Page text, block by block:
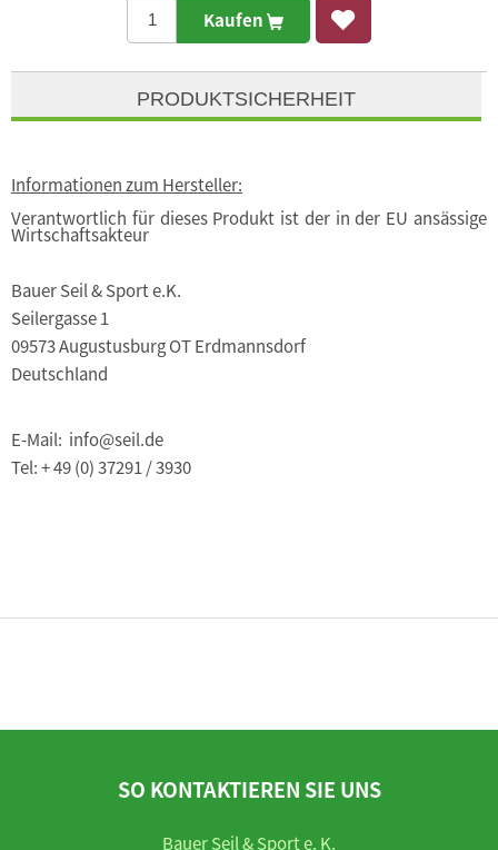
Kaufen
PRODUKTSICHERHEIT
Informationen zum Hersteller:
Verantwortlich für dieses Produkt ist der in der EU ansässige
Wirtschaftsakteur
Bauer Seil & Sport e.K.
Seilergasse 1
09573 Augustusburg OT Erdmannsdorf
Deutschland
E-Mail: info@seil.de
Tel: + 49 (0) 37291 / 3930
SO KONTAKTIEREN SIE UNS
Bauer Seil & Sport e. K.